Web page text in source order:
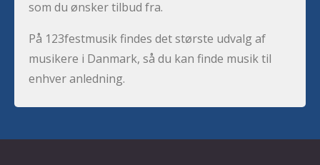
som du ønsker tilbud fra.
På 123festmusik findes det største udvalg af
musikere i Danmark, så du kan finde musik til
enhver anledning.